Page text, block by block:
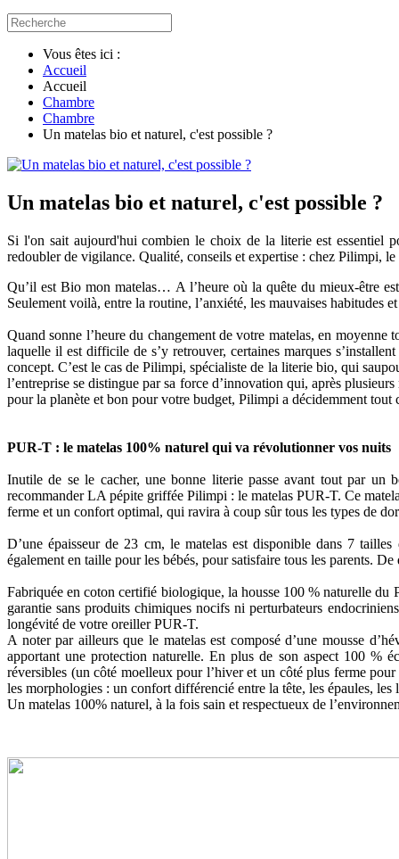
Vous êtes ici :
Accueil
Accueil
Chambre
Chambre
Un matelas bio et naturel, c'est possible ?
Un matelas bio et naturel, c'est possible ?
Si l'on sait aujourd'hui combien le choix de la literie est essentiel
redoubler de vigilance. Qualité, conseils et expertise : chez Pilimpi, le
Qu’il est Bio mon matelas… A l’heure où la quête du mieux-être
Seulement voilà, entre la routine, l’anxiété, les mauvaises habitudes
Quand sonne l’heure du changement de votre matelas, en
laquelle il est difficile de s’y retrouver, certaines marques
concept. C’est le cas de Pilimpi, spécialiste de la literie bio, qui
l’entreprise se distingue par sa force d’innovation qui, après
pour la planète et bon pour votre budget, Pilimpi a décidemment tout
PUR-T : le matelas 100% naturel qui va révolutionner vos nuits
Inutile de se le cacher, une bonne literie passe avant tout par un
recommander LA pépite griffée Pilimpi : le matelas PUR-T. Ce
ferme et un confort optimal, qui ravira à coup sûr tous les types de
D’une épaisseur de 23 cm, le matelas est disponible dans 7
également en taille pour les bébés, pour satisfaire tous les parents.
Fabriquée en coton certifié biologique, la housse 100 % naturelle
garantie sans produits chimiques nocifs ni perturbateurs
longévité de votre oreiller PUR-T.
A noter par ailleurs que le matelas est composé d’une mousse
apportant une protection naturelle. En plus de son aspect 100 %
réversibles (un côté moelleux pour l’hiver et un côté plus ferme
les morphologies : un confort différencié entre la tête, les épaules,
Un matelas 100% naturel, à la fois sain et respectueux de